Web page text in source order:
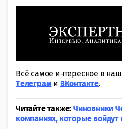
Всё самое интересное в
Tелеграми ВКонтакте.
Читайте также: Чиновники
компаниях, которые войдут